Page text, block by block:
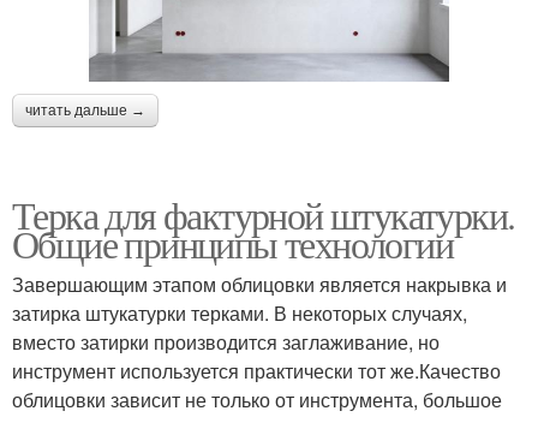
читать дальше →
Терка для фактурной штукатурки.
Общие принципы технологии
Завершающим этапом облицовки является накрывка и
затирка штукатурки терками. В некоторых случаях,
вместо затирки производится заглаживание, но
инструмент используется практически тот же.Качество
облицовки зависит не только от инструмента, большое